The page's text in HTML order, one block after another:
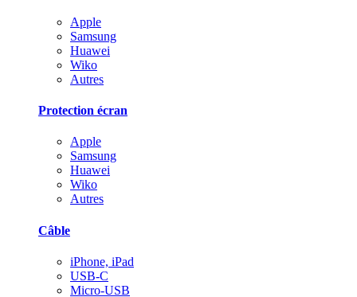
Apple
Samsung
Huawei
Wiko
Autres
Protection écran
Apple
Samsung
Huawei
Wiko
Autres
Câble
iPhone, iPad
USB-C
Micro-USB